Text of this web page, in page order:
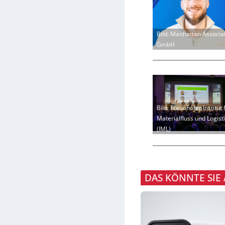
Bild: Manhattan
GmbH
Bild: Fraunhofer Institut
Materialfluss und
(IML)
DAS KÖNNTE SIE